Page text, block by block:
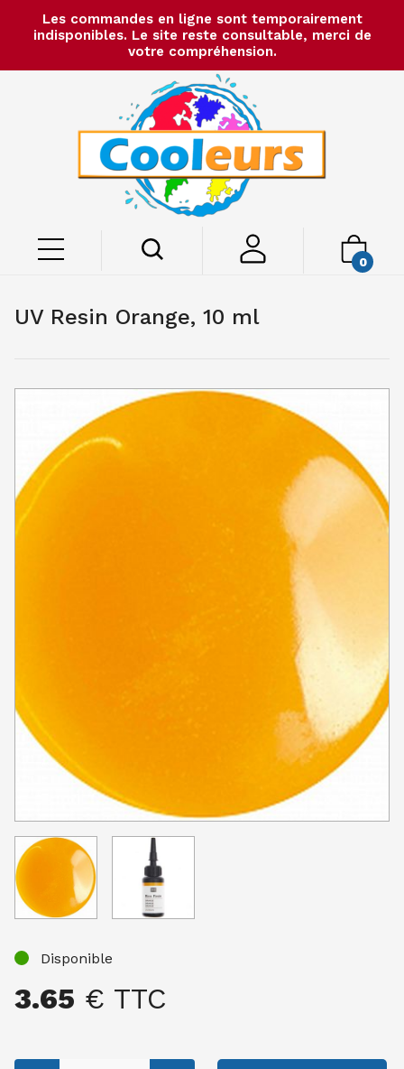
Les commandes en ligne sont temporairement
indisponibles. Le site reste consultable, merci de
votre compréhension.
0
UV Resin Orange, 10 ml
Disponible
3.65 € TTC